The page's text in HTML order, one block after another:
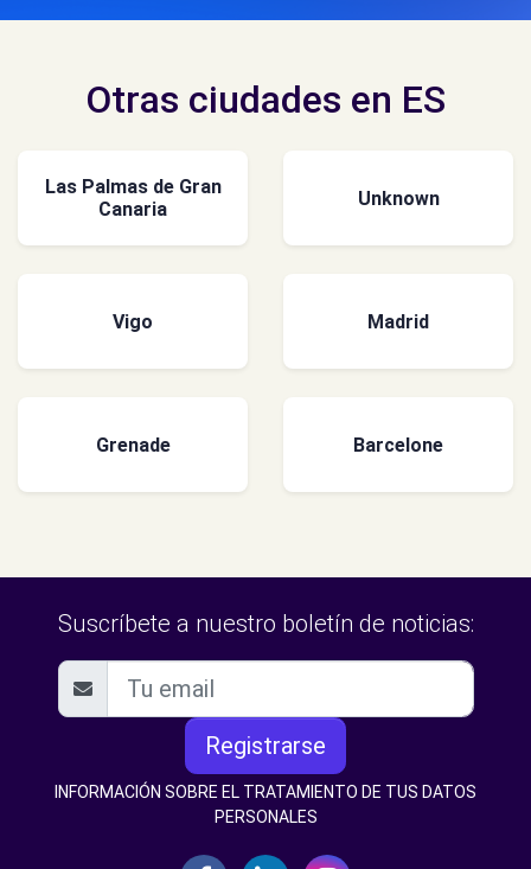
Otras ciudades en ES
Las Palmas de Gran
Canaria
Unknown
Vigo Madrid
Grenade Barcelone
Suscríbete a nuestro boletín de noticias:
Registrarse
INFORMACIÓN SOBRE EL TRATAMIENTO DE TUS DATOS
PERSONALES